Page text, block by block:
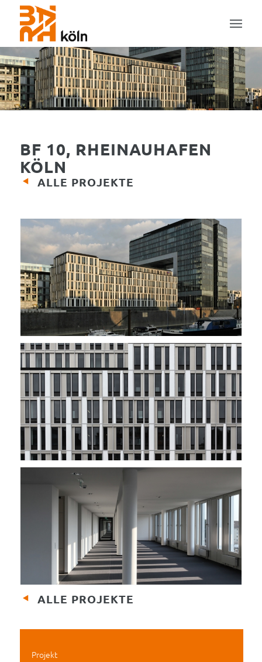
BF 10, RHEINAUHAFEN
KÖLN
ALLE PROJEKTE
ALLE PROJEKTE
Projekt